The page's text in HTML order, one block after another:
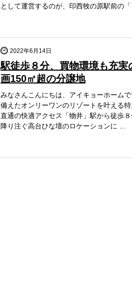
として運営するのが、印西牧の原駅前の「
2022年6月14日
駅徒歩８分、買物環境も充実
画150㎡超の分譲地
みなさんこんにちは、アイキョーホーム
備えたオンリーワンのリゾートを叶える
直通の快適アクセス「物井」駅から徒歩
降り注ぐ高台ひな壇のロケーションに …